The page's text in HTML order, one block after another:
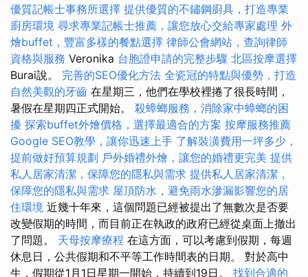
優質記帳士事務所選擇 提供優質的不鏽鋼廚具，打造專業
廚房環境 尋求專業記帳士推薦，讓您放心交給專家處理 外
燴buffet，豐富多樣的餐點選擇 律師公會網站，查詢律師
資格與服務 Veronika 台胞證申請的完整步驟 北區按摩選擇
Burai說。 完善的SEO優化方法 全瓷冠的特點與優勢，打造
自然美觀的牙齒 在星期三，他們在學校裡捲了很長時間，
暑假在星期四正式開始。 殺蟑螂服務，消除家中蟑螂的困
擾 探索buffet外燴價格，選擇最適合的方案 按摩服務推薦
Google SEO教學，讓你迅速上手 了解裝潢費用一坪多少，
提前做好預算規劃 戶外婚禮外燴，讓您的婚禮更完美 提供
私人居家清潔，保障您的隱私與需求 提供私人居家清潔，
保障您的隱私與需求 屋頂防水，避免雨水滲漏影響您的居
住環境 近幾十年來，這個問題已經被提出了無數次是否要
改變假期的時間，而目前正在執政的政府已經從桌面上撤出
了問題。 天母按摩療程 在這方面，可以考慮到假期，每週
休息日，公共假期和不平等工作時間表的日期。 對於高中
生，假期從1月1日星期一開始，持續到19日。 找到合適的